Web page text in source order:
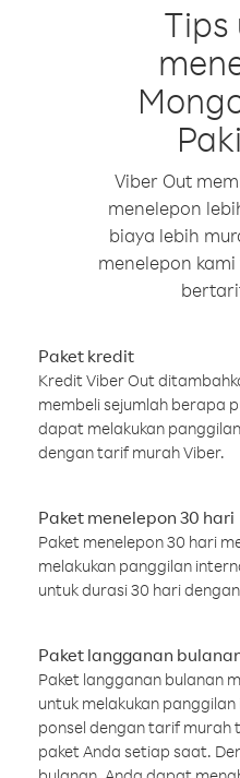
Tips
Viber Out
menelepon
biaya lebih
menelepon
Paket kredit
Kredit Viber Out
membeli sejumlah berapa
dapat melakukan
dengan tarif murah Viber.
Paket menelepon 30 hari
Paket menelepon 30 hari
melakukan panggilan
untuk durasi 30 hari
Paket langganan
Paket langganan bulanan
untuk melakukan
ponsel dengan tarif murah
paket Anda setiap saat.